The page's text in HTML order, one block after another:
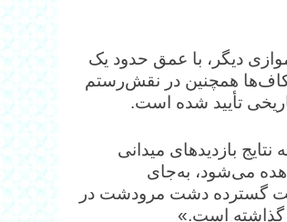
طول ۳۰۰ متر و چند شکاف موازی دیگر، با عمق حدود یک
شکاف‌ها همچنین در نقش‌رستم
بازدیدهای میدانی
می‌شود، به‌جای
گسترده دشت مرودشت در
گذاشته است.»